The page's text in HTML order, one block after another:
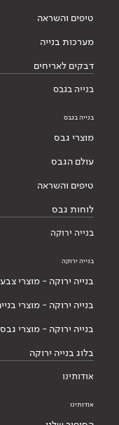
טיפים והשראה
מערכות בנייה
דבקים לאריחים
בנייה בגבס
בנייה בגבס
מוצרי גבס
עולם הגבס
טיפים והשראה
לוחות גבס
בנייה ירוקה
בנייה ירוקה
בנייה ירוקה - מוצרי צבע
בנייה ירוקה - מוצרי
בנייה ירוקה - מוצרי גבס
בלוג בנייה ירוקה
אודותינו
אודותינו